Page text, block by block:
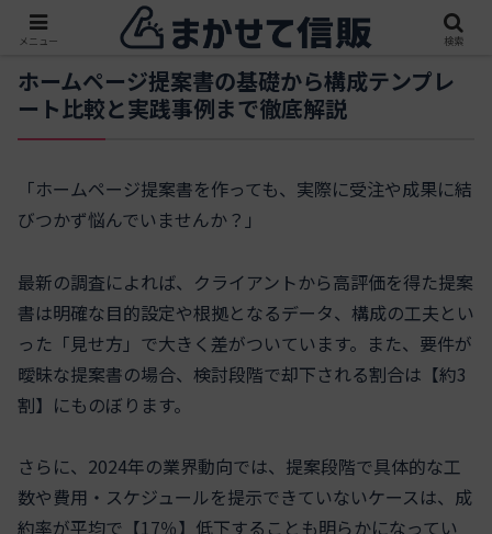
ホームページ提案書の基礎から構成テンプレ
ート比較と実践事例まで徹底解説
「ホームページ提案書を作っても、実際に受注や成果に結
びつかず悩んでいませんか？」
最新の調査によれば、クライアントから高評価を得た提案
書は明確な目的設定や根拠となるデータ、構成の工夫とい
った「見せ方」で大きく差がついています。また、要件が
曖昧な提案書の場合、検討段階で却下される割合は【約3
割】にものぼります。
さらに、2024年の業界動向では、提案段階で具体的な工
数や費用・スケジュールを提示できていないケースは、成
約率が平均で【17％】低下することも明らかになってい
メニュー 検索